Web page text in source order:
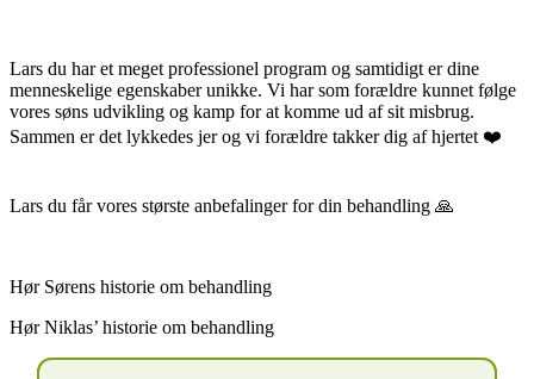
Lars du har et meget professionel program og samtidigt er dine
menneskelige egenskaber unikke. Vi har som forældre kunnet følge
vores søns udvikling og kamp for at komme ud af sit misbrug.
Sammen er det lykkedes jer og vi forældre takker dig af hjertet ❤️
Lars du får vores største anbefalinger for din behandling 🙏
Hør Sørens historie om behandling
Hør Niklas’ historie om behandling